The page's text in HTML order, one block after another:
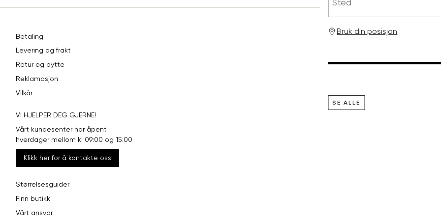
Bruk din posisjon
SE ALLE
Betaling
Levering og frakt
Retur og bytte
Reklamasjon
Vilkår
VI HJELPER DEG GJERNE!
Vårt kundesenter har åpent
hverdager mellom kl 09:00 og 15:00
Klikk her for å kontakte oss
Størrelsesguider
Finn butikk
Vårt ansvar